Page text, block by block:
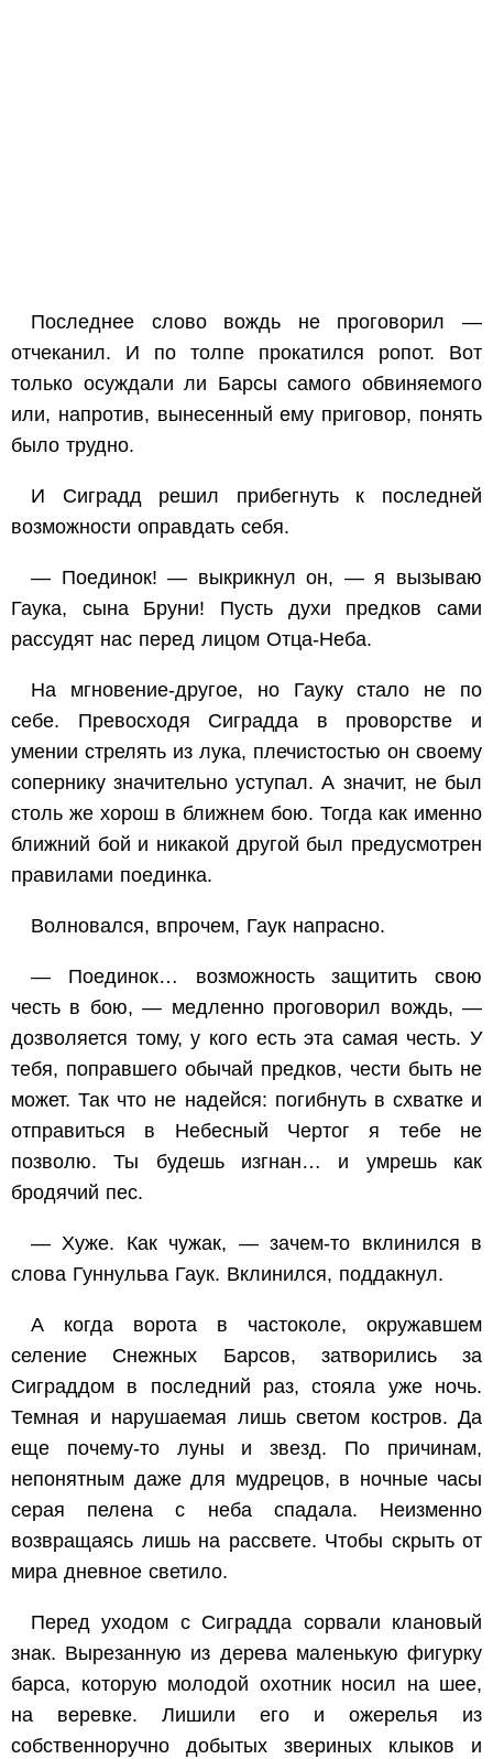
Последнее слово вождь не проговорил —
отчеканил. И по толпе прокатился ропот. Вот
только осуждали ли Барсы самого обвиняемого
или, напротив, вынесенный ему приговор, понять
было трудно.
И Сиградд решил прибегнуть к последней
возможности оправдать себя.
— Поединок! — выкрикнул он, — я вызываю
Гаука, сына Бруни! Пусть духи предков сами
рассудят нас перед лицом Отца-Неба.
На мгновение-другое, но Гауку стало не по
себе. Превосходя Сиградда в проворстве и
умении стрелять из лука, плечистостью он своему
сопернику значительно уступал. А значит, не был
столь же хорош в ближнем бою. Тогда как именно
ближний бой и никакой другой был предусмотрен
правилами поединка.
Волновался, впрочем, Гаук напрасно.
— Поединок… возможность защитить свою
честь в бою, — медленно проговорил вождь, —
дозволяется тому, у кого есть эта самая честь. У
тебя, поправшего обычай предков, чести быть не
может. Так что не надейся: погибнуть в схватке и
отправиться в Небесный Чертог я тебе не
позволю. Ты будешь изгнан… и умрешь как
бродячий пес.
— Хуже. Как чужак, — зачем-то вклинился в
слова Гуннульва Гаук. Вклинился, поддакнул.
А когда ворота в частоколе, окружавшем
селение Снежных Барсов, затворились за
Сиграддом в последний раз, стояла уже ночь.
Темная и нарушаемая лишь светом костров. Да
еще почему-то луны и звезд. По причинам,
непонятным даже для мудрецов, в ночные часы
серая пелена с неба спадала. Неизменно
возвращаясь лишь на рассвете. Чтобы скрыть от
мира дневное светило.
Перед уходом с Сиградда сорвали клановый
знак. Вырезанную из дерева маленькую фигурку
барса, которую молодой охотник носил на шее,
на веревке. Лишили его и ожерелья из
собственноручно добытых звериных клыков и